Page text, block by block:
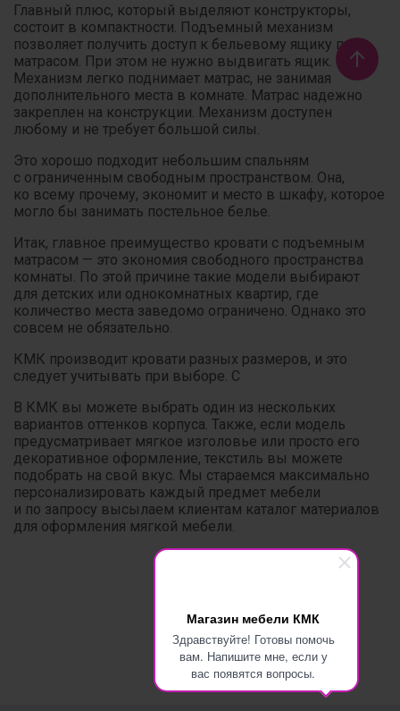
Магазин мебели КМК
Здравствуйте! Готовы помочь
вам. Напишите мне, если у
вас появятся вопросы.
Главный плюс, который выделяют конструкторы,
состоит в компактности. Подъемный механизм
позволяет получить доступ к бельевому ящику под
матрасом. При этом не нужно выдвигать ящик.
Механизм легко поднимает матрас, не занимая
дополнительного места в комнате. Матрас надежно
закреплен на конструкции. Механизм доступен
любому и не требует большой силы.
Это хорошо подходит небольшим спальням
с ограниченным свободным пространством. Она,
ко всему прочему, экономит и место в шкафу, которое
могло бы занимать постельное белье.
Итак, главное преимущество кровати с подъемным
матрасом — это экономия свободного пространства
комнаты. По этой причине такие модели выбирают
для детских или однокомнатных квартир, где
количество места заведомо ограничено. Однако это
совсем не обязательно.
КМК производит кровати разных размеров, и это
следует учитывать при выборе. С
В КМК вы можете выбрать один из нескольких
вариантов оттенков корпуса. Также, если модель
предусматривает мягкое изголовье или просто его
декоративное оформление, текстиль вы можете
подобрать на свой вкус. Мы стараемся максимально
персонализировать каждый предмет мебели
и по запросу высылаем клиентам каталог материалов
для оформления мягкой мебели.